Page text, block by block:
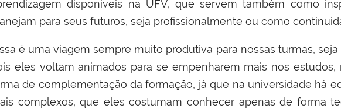
disponíveis na UFV, que servem também como
para seus futuros, seja profissionalmente ou como
é uma viagem sempre muito produtiva para nossas turmas,
eles voltam animados para se empenharem mais nos
de complementação da formação, já que na universidade há
complexos, que eles costumam conhecer apenas de forma